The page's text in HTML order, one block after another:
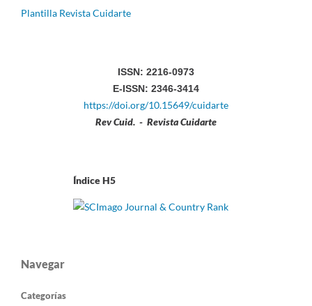
Plantilla Revista Cuidarte
ISSN: 2216-0973
E-ISSN: 2346-3414
https://doi.org/10.15649/cuidarte
Rev Cuid. - Revista Cuidarte
Índice H5
Navegar
Categorías